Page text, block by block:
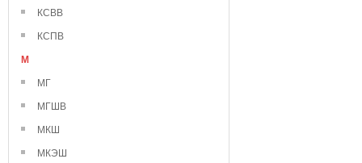
КСВВ
КСПВ
М
МГ
МГШВ
МКШ
МКЭШ